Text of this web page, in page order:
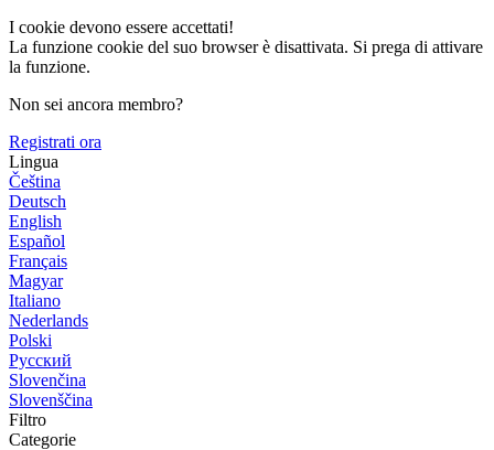
I cookie devono essere accettati!
La funzione cookie del suo browser è disattivata. Si prega di attivare
la funzione.
Non sei ancora membro?
Registrati ora
Lingua
Čeština
Deutsch
English
Español
Français
Magyar
Italiano
Nederlands
Polski
Русский
Slovenčina
Slovenščina
Filtro
Categorie